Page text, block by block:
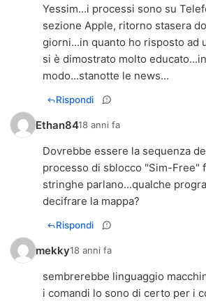
Yessim...i processi sono su
sezione Apple, ritorno stasera
giorni...in quanto ho risposto ad
si è dimostrato molto
modo...stanotte le news...
Rispondi
Ethan8418 anni fa
Dovrebbe essere la sequenza
processo di sblocco "Sim-Free"
stringhe parlano...qualche
decifrare la mappa?
Rispondi
mekky18 anni fa
sembrerebbe linguaggio
i comandi lo sono di certo per i